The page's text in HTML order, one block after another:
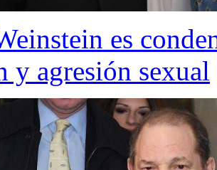
es
y agresión sexual